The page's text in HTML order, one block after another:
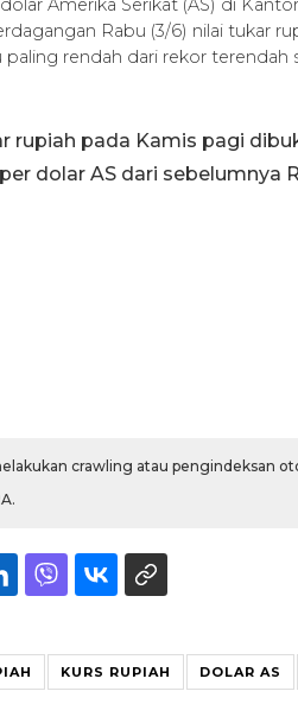
Amerika Serikat (AS) di
Rabu (3/6) nilai tukar
paling rendah dari rekor terendah
rupiah pada Kamis pagi
dolar AS dari sebelumnya
crawling atau pengindeksan
KURS RUPIAH DOLAR AS